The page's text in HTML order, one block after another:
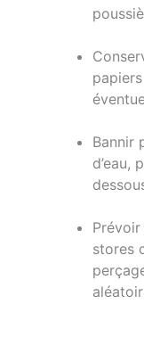
Bannir
d’eau,
stores